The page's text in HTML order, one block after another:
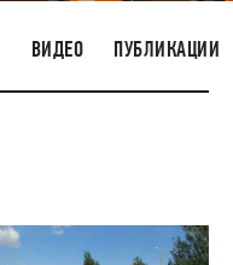
ВИДЕО ПУБЛИКАЦИИ